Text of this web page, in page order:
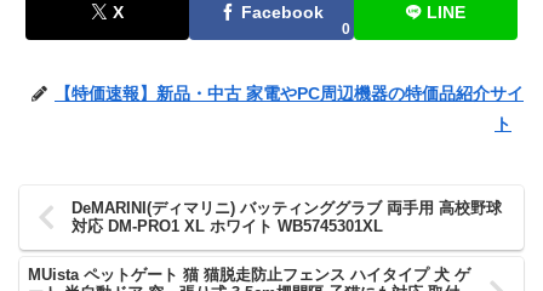
X Facebook
0
LINE
【特価速報】新品・中古 家電やPC周辺機器の特価品紹介サイ
ト
DeMARINI(ディマリニ) バッティンググラブ 両手用 高校野球
対応 DM-PRO1 XL ホワイト WB5745301XL
MUista ペットゲート 猫 猫脱走防止フェンス ハイタイプ 犬 ゲ